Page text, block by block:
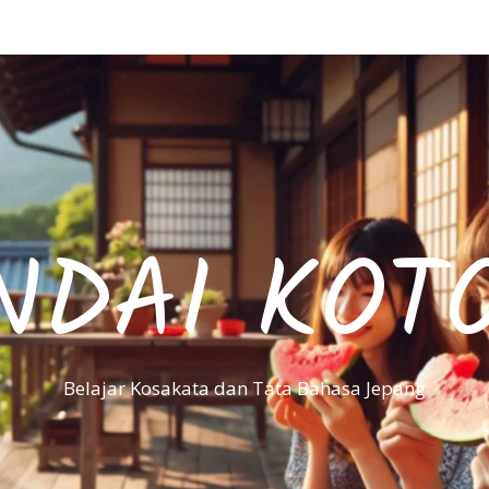
Belajar Kosakata dan Tata Bahasa Jepang